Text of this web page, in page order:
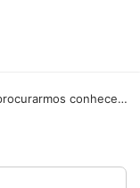
É válido procurarmos conhecer a que má e penosa servidão nos sujeitamos quando nos abandonamos ao poder alternado dos prazeres e das dores, esses dois amos tão caprichosos quanto tirânicos